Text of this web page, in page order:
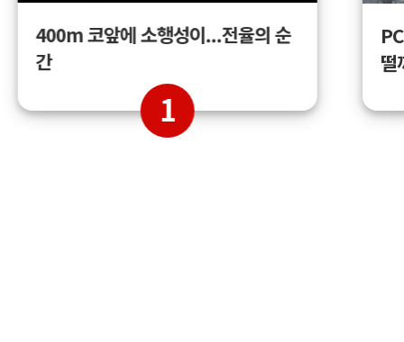
400m 코앞에 소행성이...전율의 순
간
1
떨